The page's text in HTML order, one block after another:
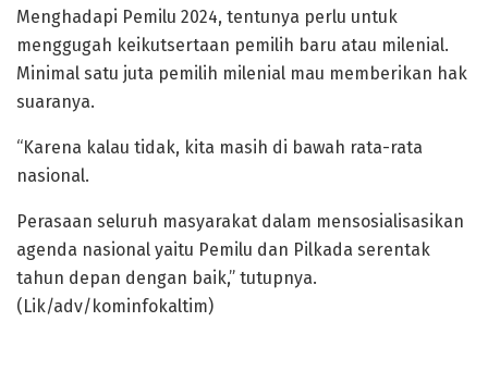
Menghadapi Pemilu 2024, tentunya perlu untuk
menggugah keikutsertaan pemilih baru atau milenial.
Minimal satu juta pemilih milenial mau memberikan hak
suaranya.
“Karena kalau tidak, kita masih di bawah rata-rata
nasional.
Perasaan seluruh masyarakat dalam mensosialisasikan
agenda nasional yaitu Pemilu dan Pilkada serentak
tahun depan dengan baik,” tutupnya.
(Lik/adv/kominfokaltim)